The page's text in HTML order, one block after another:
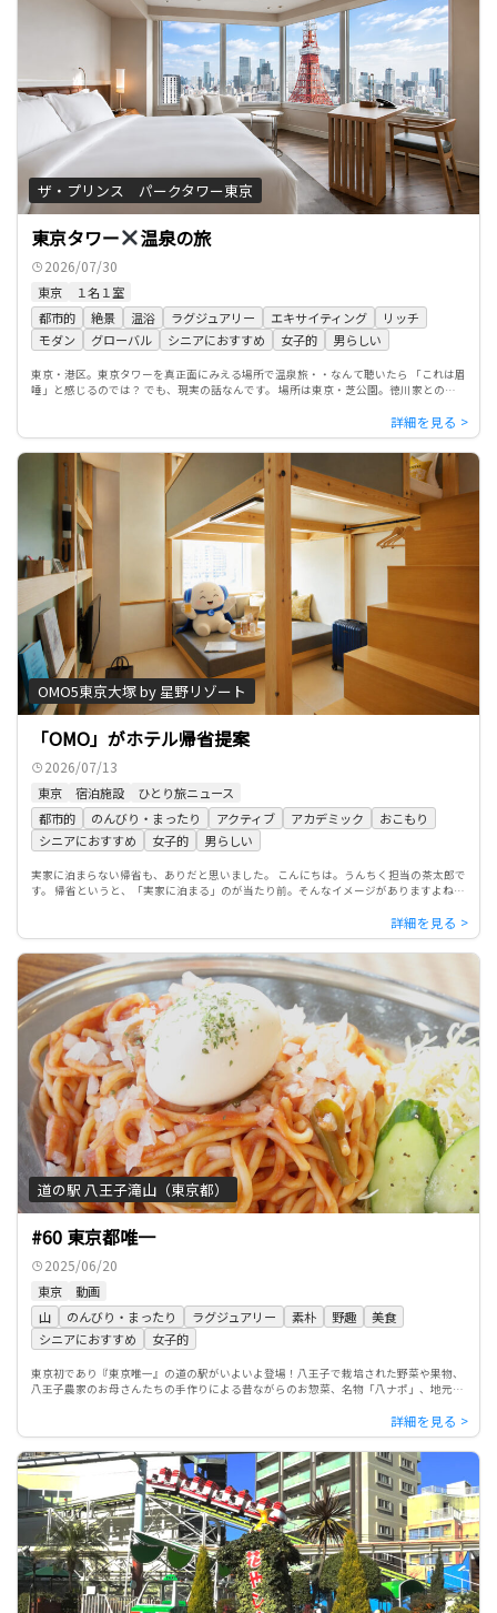
ザ・プリンス パークタワー東京
東京タワー 温泉の旅
2026/07/30
東京
１名１室
都市的
絶景 温浴 ラグジュアリー エキサイティング
リッチ
モダン
グローバル シニアにおすすめ 女子的 男らしい
東京・港区。東京タワーを真正面にみえる場所で温泉旅・・なんて聴いたら 「これは眉
唾」と感じるのでは？ でも、現実の話なんです。 場所は東京・芝公園。徳川家とのゆ
OMO5東京大塚 by 星野リゾート
「OMO」がホテル帰省提案
2026/07/13
東京 宿泊施設
ひとり旅ニュース
都市的
のんびり・まったり アクティブ アカデミック
おこもり
シニアにおすすめ
女子的 男らしい
実家に泊まらない帰省も、ありだと思いました。 こんにちは。うんちく担当の茶太郎で
す。 帰省というと、「実家に泊まる」のが当たり前。そんなイメージがありますよね。
道の駅 八王子滝山（東京都）
#60 東京都唯一
2025/06/20
東京
動画
山
のんびり・まったり ラグジュアリー 素朴 野趣
美食
シニアにおすすめ
女子的
東京初であり『東京唯一』の道の駅がいよいよ登場！八王子で栽培された野菜や果物、
八王子農家のお母さんたちの手作りによる昔ながらのお惣菜、名物「八ナポ」、地元食